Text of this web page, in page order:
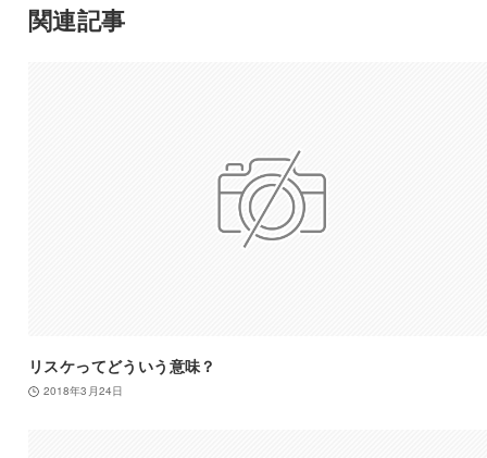
関連記事
リスケってどういう意味？
2018年3月24日